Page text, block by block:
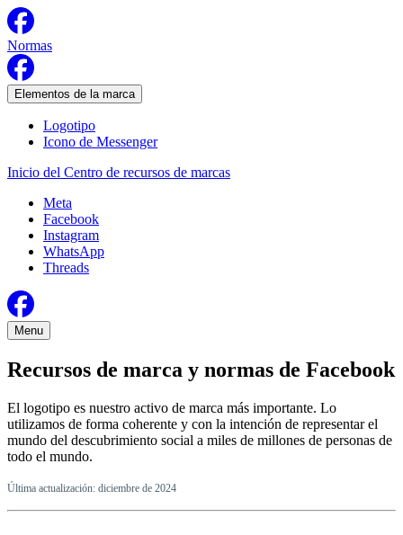
Normas
Elementos de la marca
Logotipo
Icono de Messenger
Inicio del Centro de recursos de marcas
Meta
Facebook
Instagram
WhatsApp
Threads
Menu
Recursos de marca y normas de Facebook
El logotipo es nuestro activo de marca más importante. Lo
utilizamos de forma coherente y con la intención de representar el
mundo del descubrimiento social a miles de millones de personas de
todo el mundo.
Última actualización: diciembre de 2024